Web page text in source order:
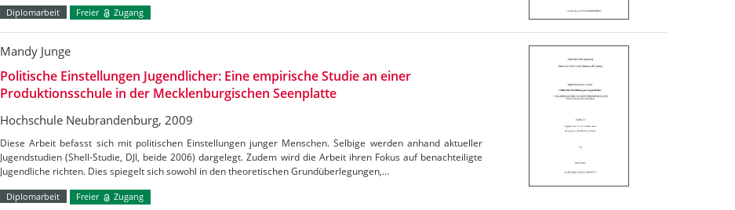
Diplomarbeit Freier Zugang
Mandy Junge
Politische Einstellungen Jugendlicher: Eine empirische Studie an einer
Produktionsschule in der Mecklenburgischen Seenplatte
Hochschule Neubrandenburg, 2009
Diese Arbeit befasst sich mit politischen Einstellungen junger Menschen. Selbige werden anhand aktueller
Jugendstudien (Shell-Studie, DJI, beide 2006) dargelegt. Zudem wird die Arbeit ihren Fokus auf benachteiligte
Jugendliche richten. Dies spiegelt sich sowohl in den theoretischen Grundüberlegungen,…
Diplomarbeit Freier Zugang